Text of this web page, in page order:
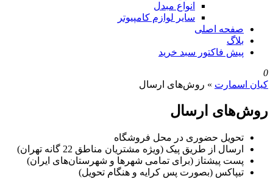
انواع مبدل
سایر لوازم کامپیوتر
صفحه اصلی
بلاگ
پیش فاکتور سبد خرید
0
کیان اسمارت » روش‌های ارسال
روش‌های ارسال
تحویل حضوری در محل فروشگاه
ارسال از طریق پیک (ویژه مشتریان مناطق 22 گانه تهران)
پست پیشتاز (برای تمامی شهرها و شهرستان‌های ایران)
تیپاکس (بصورت پس کرایه و هنگام تحویل)